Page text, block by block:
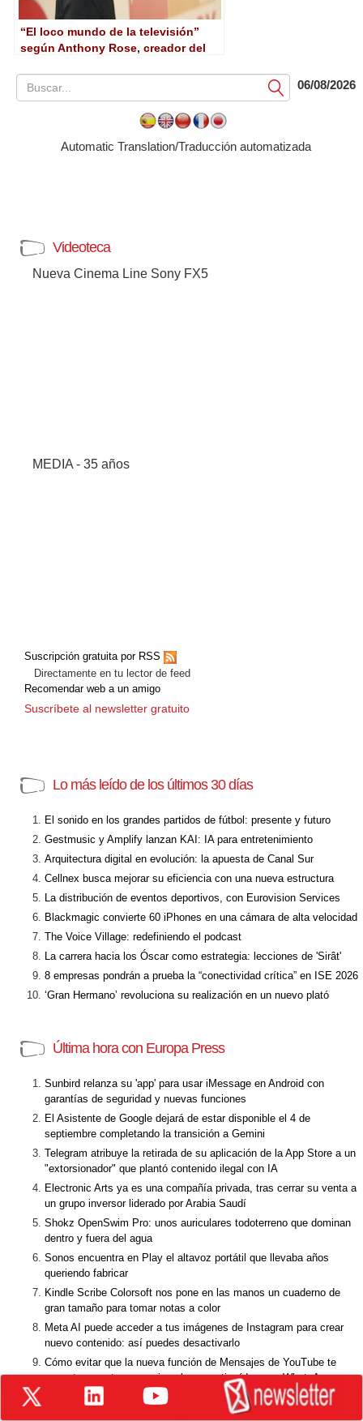
“El loco mundo de la televisión”
según Anthony Rose, creador del
Submit06/08/2026
Automatic Translation/Traducción automatizada
Videoteca
Nueva Cinema Line Sony FX5
MEDIA - 35 años
Suscripción gratuita por RSS
Directamente en tu lector de feed
Recomendar web a un amigo
Suscríbete al newsletter gratuito
Lo más leído de los últimos 30 días
El sonido en los grandes partidos de fútbol: presente y futuro
Gestmusic y Amplify lanzan KAI: IA para entretenimiento
Arquitectura digital en evolución: la apuesta de Canal Sur
Cellnex busca mejorar su eficiencia con una nueva estructura
La distribución de eventos deportivos, con Eurovision Services
Blackmagic convierte 60 iPhones en una cámara de alta velocidad
The Voice Village: redefiniendo el podcast
La carrera hacia los Óscar como estrategia: lecciones de 'Sirât'
8 empresas pondrán a prueba la “conectividad crítica” en ISE 2026
‘Gran Hermano’ revoluciona su realización en un nuevo plató
Última hora con Europa Press
Sunbird relanza su 'app' para usar iMessage en Android con
garantías de seguridad y nuevas funciones
El Asistente de Google dejará de estar disponible el 4 de
septiembre completando la transición a Gemini
Telegram atribuye la retirada de su aplicación de la App Store a un
"extorsionador" que plantó contenido ilegal con IA
Electronic Arts ya es una compañía privada, tras cerrar su venta a
un grupo inversor liderado por Arabia Saudí
Shokz OpenSwim Pro: unos auriculares todoterreno que dominan
dentro y fuera del agua
Sonos encuentra en Play el altavoz portátil que llevaba años
queriendo fabricar
Kindle Scribe Colorsoft nos pone en las manos un cuaderno de
gran tamaño para tomar notas a color
Meta AI puede acceder a tus imágenes de Instagram para crear
nuevo contenido: así puedes desactivarlo
Cómo evitar que la nueva función de Mensajes de YouTube te
conecte con otros usuarios al compartir vídeos en WhatsApp
Lo que hay que hacer, y que todo el mundo olvida, antes de
vender el portátil o el móvil en Wallapop